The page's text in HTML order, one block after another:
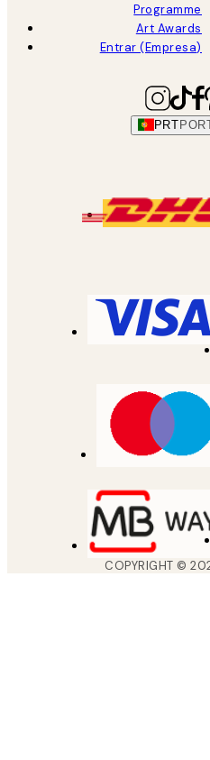
Programme
Art Awards
Entrar (Empresa)
PRT
COPYRIGHT ©